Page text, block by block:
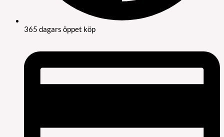
365 dagars öppet köp